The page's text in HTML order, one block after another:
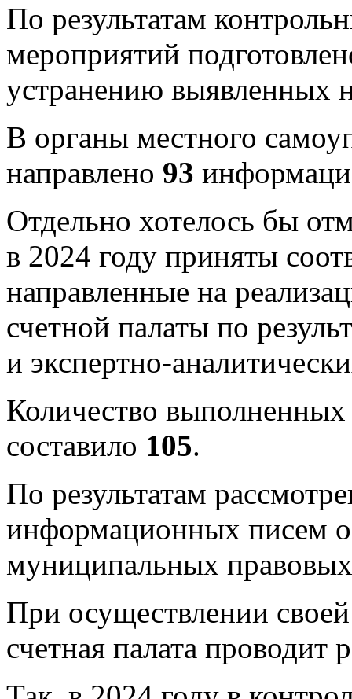
По результатам
мероприятий
устранению выявленных
В органы местного
направлено 93
Отдельно хотелось бы
в 2024 году приняты
направленные на
счетной палаты по
и экспертно-
Количество
составило 105.
По результатам
информационных писем
муниципальных
При осуществлении
счетная палата